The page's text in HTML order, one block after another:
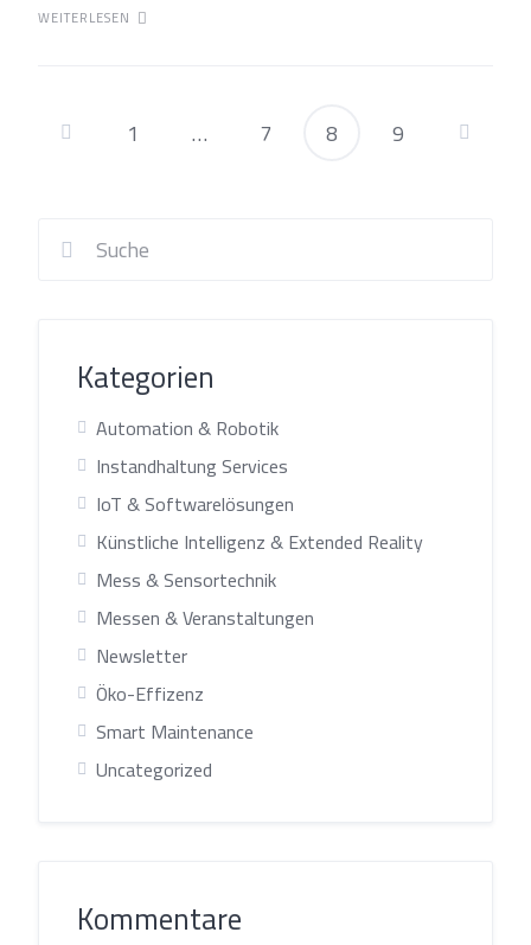
WEITERLESEN
1 … 7 8 9
Kategorien
Automation & Robotik
Instandhaltung Services
IoT & Softwarelösungen
Künstliche Intelligenz & Extended Reality
Mess & Sensortechnik
Messen & Veranstaltungen
Newsletter
Öko-Effizenz
Smart Maintenance
Uncategorized
Kommentare